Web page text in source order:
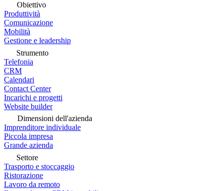
Obiettivo
Produttività
Comunicazione
Mobilità
Gestione e leadership
Strumento
Telefonia
CRM
Calendari
Contact Center
Incarichi e progetti
Website builder
Dimensioni dell'azienda
Imprenditore individuale
Piccola impresa
Grande azienda
Settore
Trasporto e stoccaggio
Ristorazione
Lavoro da remoto